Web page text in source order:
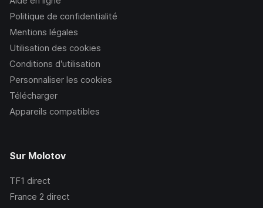
Politique de confidentialité
Mentions légales
Utilisation des cookies
Conditions d’utilisation
Personnaliser les cookies
Télécharger
Appareils compatibles
Sur Molotov
TF1 direct
France 2 direct